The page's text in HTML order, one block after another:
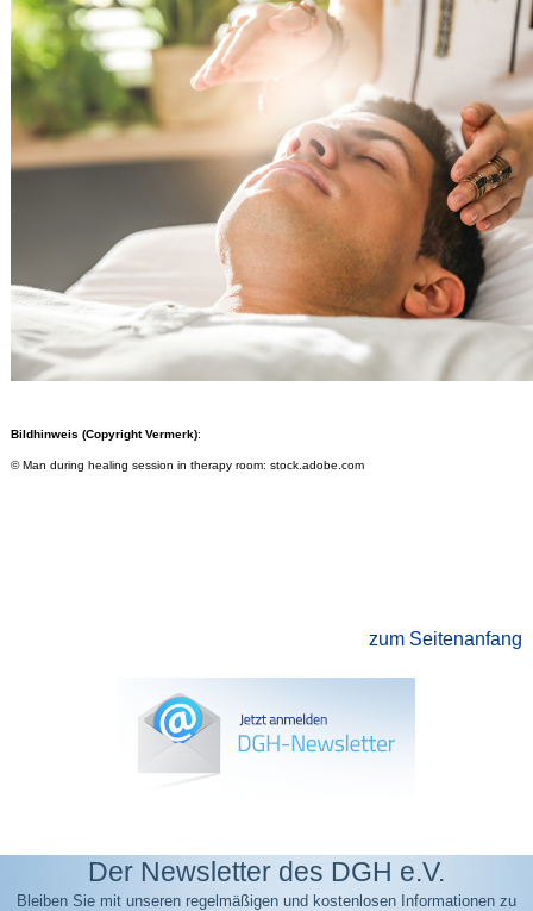
Bildhinweis (Copyright Vermerk):
© Man during healing session in therapy room: stock.adobe.com
zum Seitenanfang
Der Newsletter des DGH e.V.
Bleiben Sie mit unseren regelmäßigen und kostenlosen Informationen zu